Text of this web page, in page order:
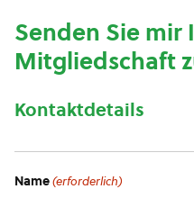
Senden Sie
Mitgliedschaft
Kontaktdetails
Name(erforderlich)